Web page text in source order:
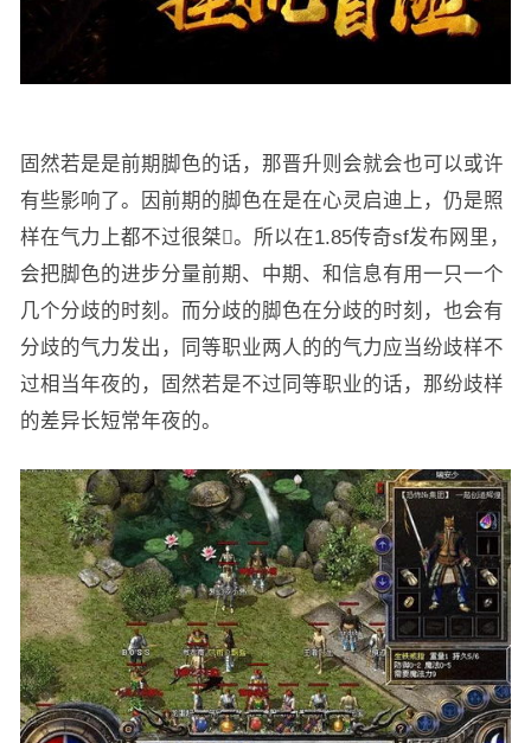
固然若是是前期脚色的话，那晋升则会就会也可以或许
有些影响了。因前期的脚色在是在心灵启迪上，仍是照
样在气力上都不过很桀。所以在1.85传奇sf发布网里，
会把脚色的进步分量前期、中期、和信息有用一只一个
几个分歧的时刻。而分歧的脚色在分歧的时刻，也会有
分歧的气力发出，同等职业两人的的气力应当纷歧样不
过相当年夜的，固然若是不过同等职业的话，那纷歧样
的差异长短常年夜的。